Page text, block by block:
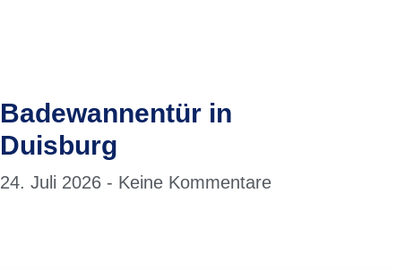
Badewannentür in
Duisburg
24. Juli 2026 Keine Kommentare